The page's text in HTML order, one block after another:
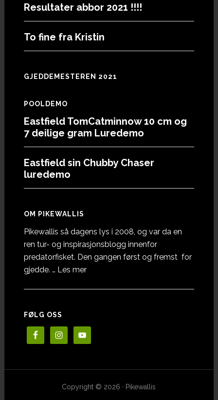
Resultater abbor 2021 !!!!
To fine fra Kristin
GJEDDEMESTEREN 2021
POOLDEMO
Eastfield TomCatminnow 10 cm og
7 deilige gram Luredemo
Eastfield sin Chubby Chaser
luredemo
OM PIKEWALLIS
Pikewallis så dagens lys i 2008, og var da en
ren tur- og inspirasjonsblogg innenfor
predatorfisket. Den gangen først og fremst for
gjedde. … Les meromOm
FØLG OSS
Copyright © 2026 · Pikewallis